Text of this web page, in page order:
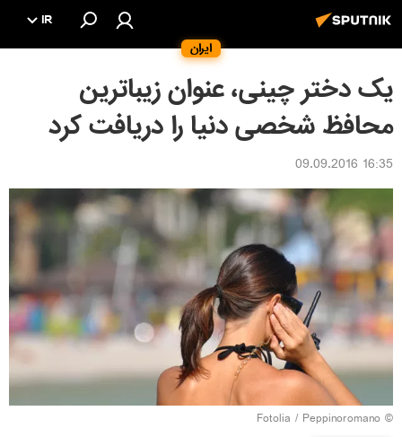
ایران
IR
یک دختر چینی، عنوان زیباترین
محافظ شخصی دنیا را دریافت کرد
16:35 09.09.2016
©
Fotolia / Peppinoromano